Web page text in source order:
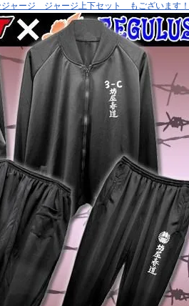
ジャージ ジャージ上下セット もございます！